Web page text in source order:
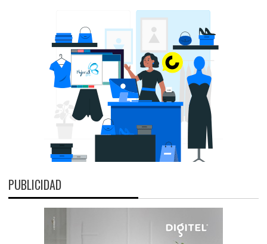
PUBLICIDAD